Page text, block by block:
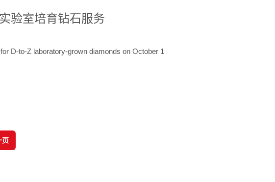
验室培育钻石服务
D-to-Z laboratory-grown diamonds on October 1
页